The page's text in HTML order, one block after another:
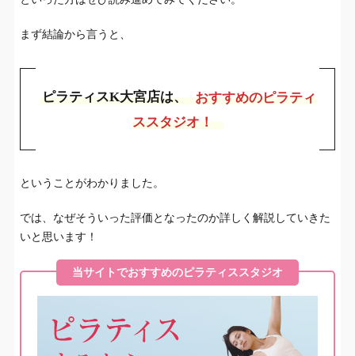
まず結論から言うと、
ピラティスK大宮店は、
おすすめのピラティ
ススタジオ！
ということがわかりました。
では、なぜそういった評価となったのか詳しく解説していきた
いと思います！
当サイトでおすすめのピラティススタジオ